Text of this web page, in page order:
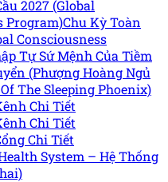
2027 (Global
Program)Chu Kỳ Toàn
Consciousness
Tự Sứ Mệnh Của Tiềm
(Phượng Hoàng Ngủ
The Sleeping Phoenix)
Chi Tiết
Chi Tiết
Chi Tiết
System – Hệ Thống